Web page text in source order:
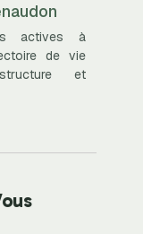
actives à
de vie
et